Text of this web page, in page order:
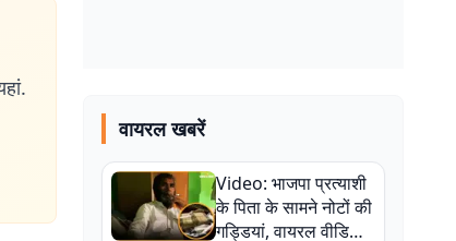
वायरल खबरें
Video: भाजपा प्रत्याशी
के पिता के सामने नोटों की
गड्डियां, वायरल वीडियो